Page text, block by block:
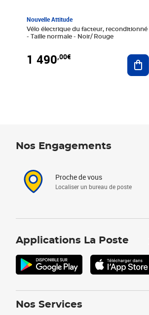
Nouvelle Attitude
Vélo électrique du facteur, reconditionné
- Taille normale - Noir/ Rouge
1 490,00€
Nos Engagements
Proche de vous
Localiser un bureau de poste
Applications La Poste
Nos Services